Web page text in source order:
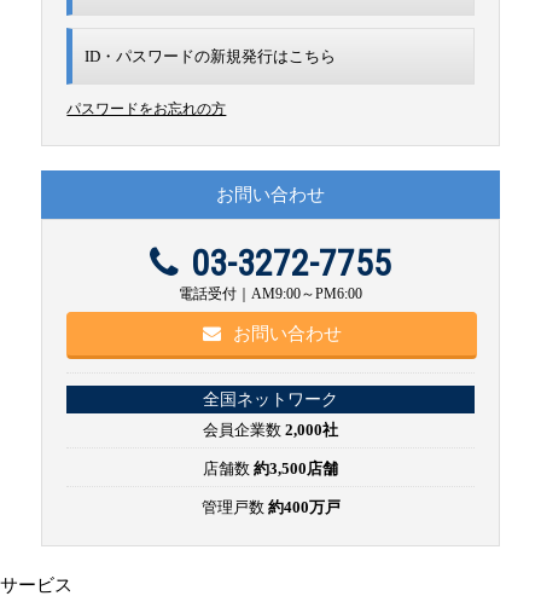
ID・パスワードの新規発行はこちら
パスワードをお忘れの方
お問い合わせ
03-3272-7755
電話受付｜AM9:00～PM6:00
お問い合わせ
全国ネットワーク
会員企業数 2,000社
店舗数 約3,500店舗
管理戸数 約400万戸
サービス